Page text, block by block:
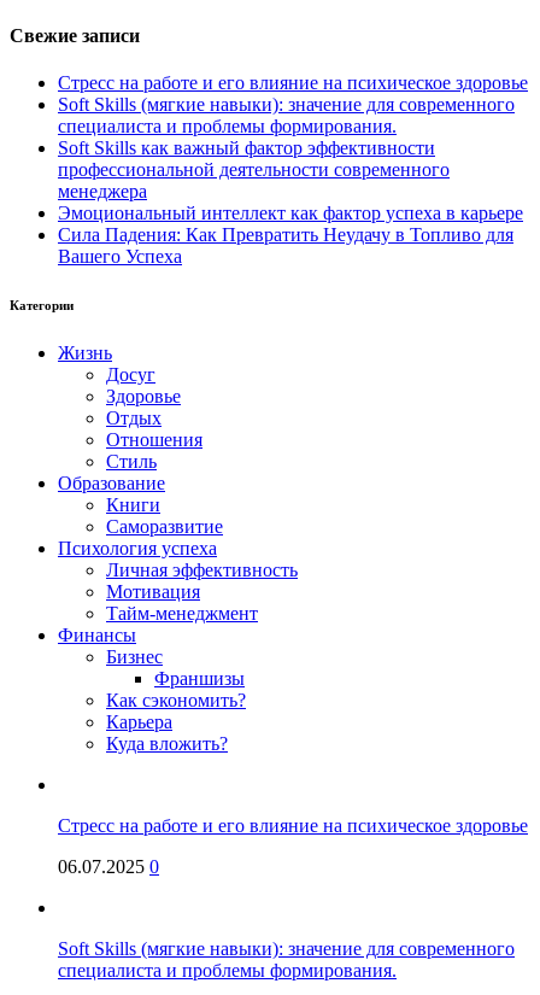
Свежие записи
Стресс на работе и его влияние на психическое здоровье
Soft Skills (мягкие навыки): значение для современного
специалиста и проблемы формирования.
Soft Skills как важный фактор эффективности
профессиональной деятельности современного
менеджера
Эмоциональный интеллект как фактор успеха в карьере
Сила Падения: Как Превратить Неудачу в Топливо для
Вашего Успеха
Категории
Жизнь
Досуг
Здоровье
Отдых
Отношения
Стиль
Образование
Книги
Саморазвитие
Психология успеха
Личная эффективность
Мотивация
Тайм-менеджмент
Финансы
Бизнес
Франшизы
Как сэкономить?
Карьера
Куда вложить?
Стресс на работе и его влияние на психическое здоровье
06.07.2025 0
Soft Skills (мягкие навыки): значение для современного
специалиста и проблемы формирования.